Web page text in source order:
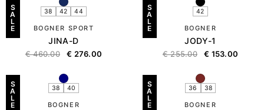
S
A
L
E
38 42 44
BOGNER SPORT
JINA-D
€460.00 € 276.00
S
A
L
E
42
BOGNER
JODY-1
€255.00 € 153.00
S
A
L
E
38 40
BOGNER
S
A
L
E
36 38
BOGNER